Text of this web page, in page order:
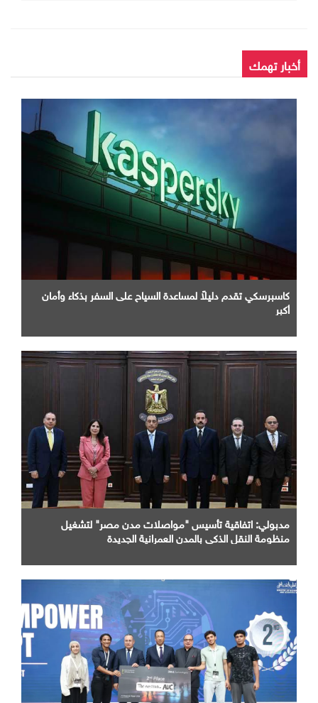
أخبار تهمك
كاسبرسكي تقدم دليلاً لمساعدة السياح على السفر بذكاء وأمان
أكبر
مدبولي: اتفاقية تأسيس "مواصلات مدن مصر" لتشغيل
منظومة النقل الذكي بالمدن العمرانية الجديدة